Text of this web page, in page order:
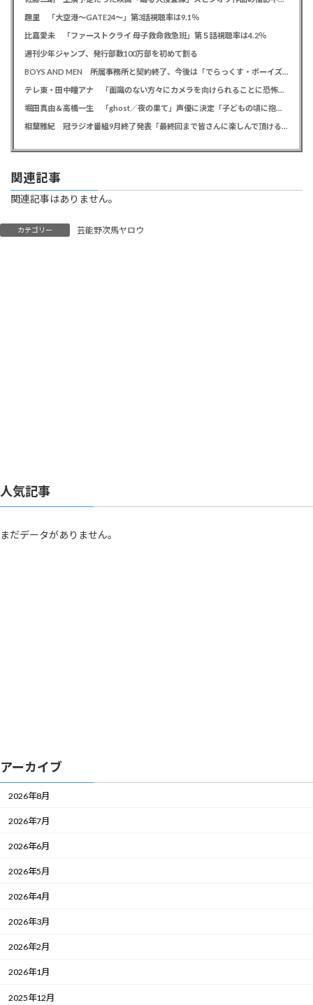
趣里 「大空港～GATE24～」第3話視聴率は9.1％
比嘉愛未 「ファーストクライ 母子救命救急班」第５話視聴率は4.2％
週刊少年ジャンプ、発行部数100万部を初めて割る
BOYS AND MEN 所属事務所と契約終了、今後は「でらっくす・ボーイズ」として活動
テレ東・田中瞳アナ 「面識のない方々にカメラを向けられることに恐怖を」 ロケ撮影時に勝手に撮影してくる人に注意喚起
堀田真由＆高橋一生 「ghost／夜の果て」声優に決定「子どもの頃に抱いていた言葉にはできない沢山の感情を思い出しました」
相葉雅紀 冠ラジオ番組9月終了発表「最終回まで皆さんに楽しんで頂ける番組を」、ファンからは悲しみの声
関連記事
関連記事はありません。
カテゴリー 芸能野次馬ヤロウ
人気記事
まだデータがありません。
アーカイブ
2026年8月
2026年7月
2026年6月
2026年5月
2026年4月
2026年3月
2026年2月
2026年1月
2025年12月